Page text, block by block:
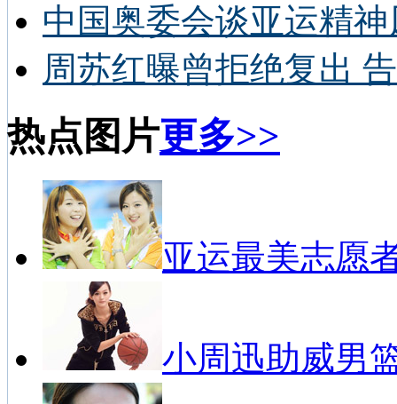
中国奥委会谈亚运精
周苏红曝曾拒绝复出
热点图片更多>>
亚运最美志愿
小周迅助威男